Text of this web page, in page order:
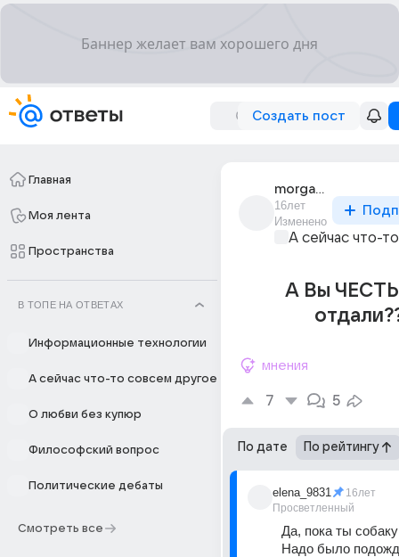
Создать пост
Главная
Моя лента
Пространства
В ТОПЕ НА ОТВЕТАХ
Информационные технологии
А сейчас что-то совсем другое
О любви без купюр
Философский вопрос
Политические дебаты
Смотреть все
morgan_236
16лет
Изменено
А сейчас что-
А Вы
мнения
7 5
По дате По рейтингу
elena_9831
Просветленный
16лет
Да, пока ты
Надо было